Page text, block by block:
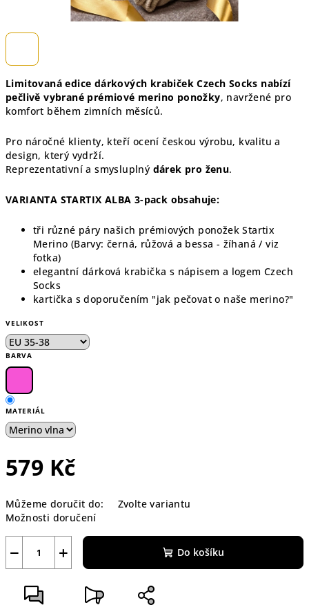
Limitovaná edice dárkových krabiček Czech Socks nabízí
pečlivě vybrané prémiové merino ponožky, navržené pro
komfort během zimních měsíců.
Pro náročné klienty, kteří ocení českou výrobu, kvalitu a
design, který vydrží.
Reprezentativní a smysluplný dárek pro ženu.
VARIANTA STARTIX ALBA 3-pack obsahuje:
tři různé páry našich prémiových ponožek Startix
Merino (Barvy: černá, růžová a bessa - žíhaná / viz
fotka)
elegantní dárková krabička s nápisem a logem Czech
Socks
kartička s doporučením "jak pečovat o naše merino?"
VELIKOST
BARVA
MATERIÁL
579 Kč
cena:
Můžeme doručit do:
Zvolte variantu
Možnosti doručení
+
− Do košíku